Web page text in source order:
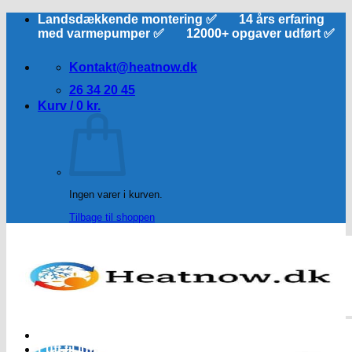
FortsætLandsdækkende montering ✅ 14 års erfaring
med varmepumper ✅ 12000+ opgaver udført ✅
Kontakt@heatnow.dk
26 34 20 45
Kurv / 0 kr.
Ingen varer i kurven.
Tilbage til shoppen
Luft til luft